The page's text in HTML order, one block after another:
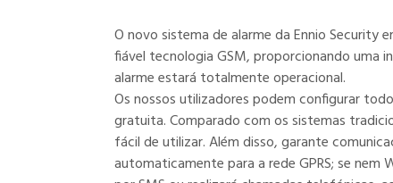
O novo sistema de alarme da Ennio Security
fiável tecnologia GSM, proporcionando uma
alarme estará totalmente operacional.
Os nossos utilizadores podem configurar
gratuita. Comparado com os sistemas
fácil de utilizar. Além disso, garante
automaticamente para a rede GPRS; se nem